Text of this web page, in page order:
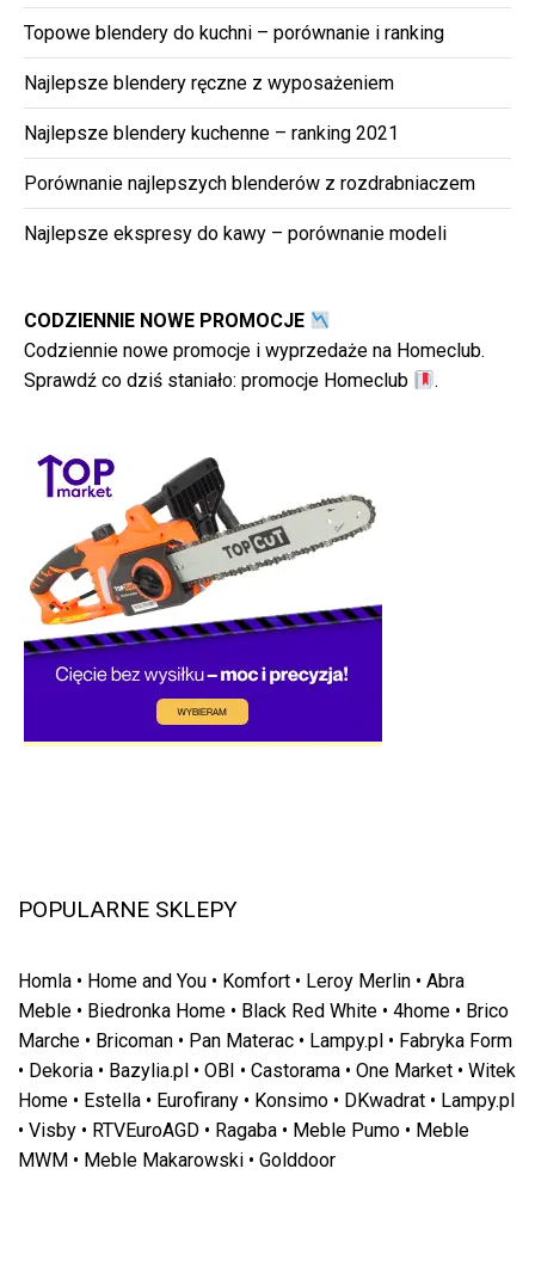
Topowe blendery do kuchni – porównanie i ranking
Najlepsze blendery ręczne z wyposażeniem
Najlepsze blendery kuchenne – ranking 2021
Porównanie najlepszych blenderów z rozdrabniaczem
Najlepsze ekspresy do kawy – porównanie modeli
CODZIENNIE NOWE PROMOCJE
Codziennie nowe promocje i wyprzedaże na Homeclub.
Sprawdź co dziś staniało: promocje Homeclub .
POPULARNE SKLEPY
Homla • Home and You • Komfort • Leroy Merlin • Abra
Meble • Biedronka Home • Black Red White • 4home • Brico
Marche • Bricoman • Pan Materac • Lampy.pl • Fabryka Form
• Dekoria • Bazylia.pl • OBI • Castorama • One Market • Witek
Home • Estella • Eurofirany • Konsimo • DKwadrat • Lampy.pl
• Visby • RTVEuroAGD • Ragaba • Meble Pumo • Meble
MWM • Meble Makarowski • Golddoor